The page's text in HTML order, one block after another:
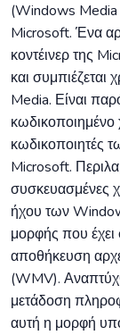
(Windows Media
Microsoft. Ένα
κοντέινερ της
και
Media. Είναι
κωδικοποιημένο
κωδικοποιητές
Microsoft.
συσκευασμένες
ήχου των
μορφής που έχει
αποθήκευση
(WMV).
μετάδοση
αυτή η μορφή